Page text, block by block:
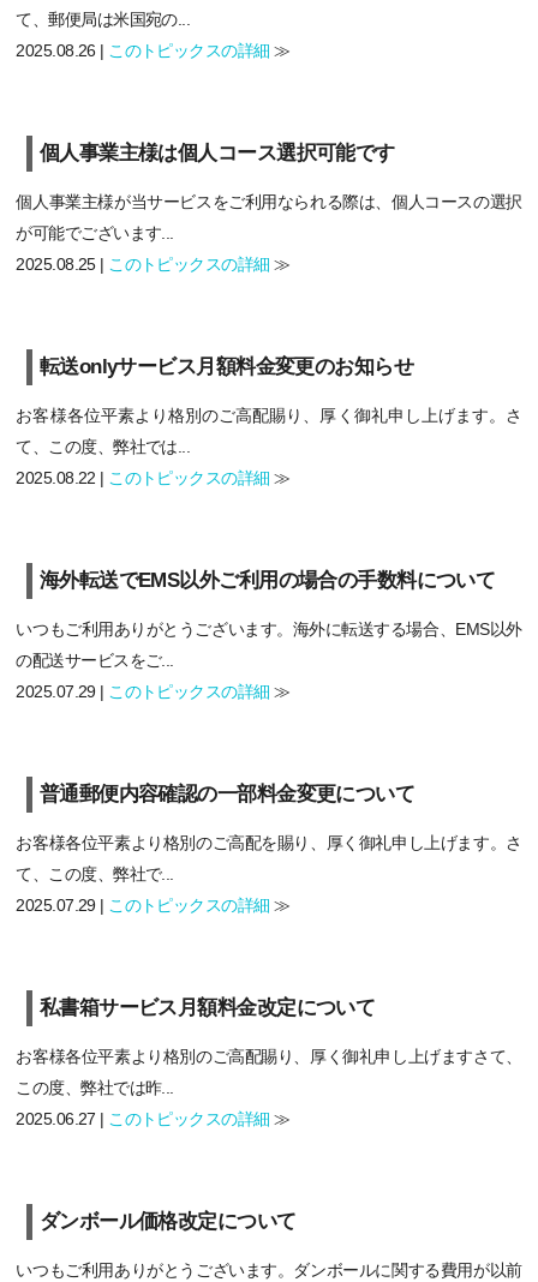
て、郵便局は米国宛の...
2025.08.26 | このトピックスの詳細 ≫
個人事業主様は個人コース選択可能です
個人事業主様が当サービスをご利用なられる際は、個人コースの選択
が可能でございます...
2025.08.25 | このトピックスの詳細 ≫
転送onlyサービス月額料金変更のお知らせ
お客様各位平素より格別のご高配賜り、厚く御礼申し上げます。さ
て、この度、弊社では...
2025.08.22 | このトピックスの詳細 ≫
海外転送でEMS以外ご利用の場合の手数料について
いつもご利用ありがとうございます。海外に転送する場合、EMS以外
の配送サービスをご...
2025.07.29 | このトピックスの詳細 ≫
普通郵便内容確認の一部料金変更について
お客様各位平素より格別のご高配を賜り、厚く御礼申し上げます。さ
て、この度、弊社で...
2025.07.29 | このトピックスの詳細 ≫
私書箱サービス月額料金改定について
お客様各位平素より格別のご高配賜り、厚く御礼申し上げますさて、
この度、弊社では昨...
2025.06.27 | このトピックスの詳細 ≫
ダンボール価格改定について
いつもご利用ありがとうございます。ダンボールに関する費用が以前